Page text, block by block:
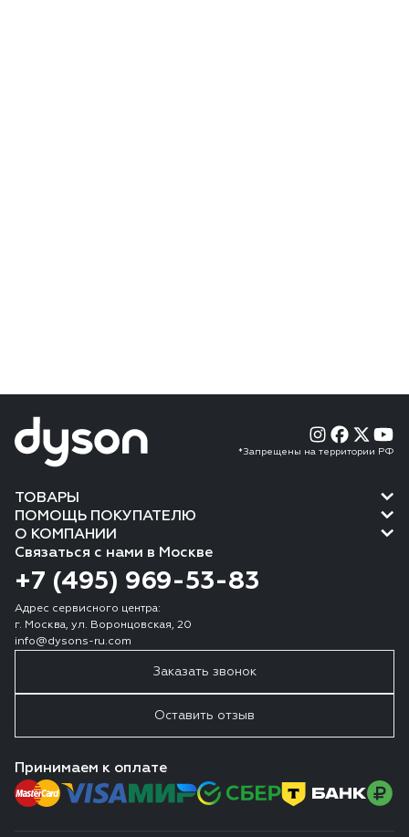
*Запрещены на территории РФ
ТОВАРЫ
ПОМОЩЬ ПОКУПАТЕЛЮ
О КОМПАНИИ
Связаться с нами в Москве
+7 (495) 969-53-83
Адрес сервисного центра:
г. Москва, ул. Воронцовская, 20
info@dysons-ru.com
Заказать звонок
Оставить отзыв
Принимаем к оплате